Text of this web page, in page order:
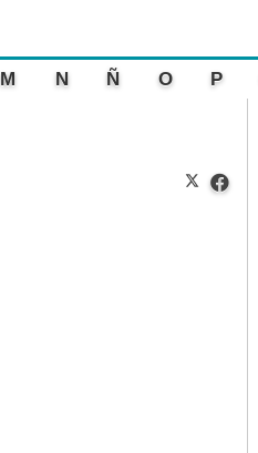
M N Ñ O P